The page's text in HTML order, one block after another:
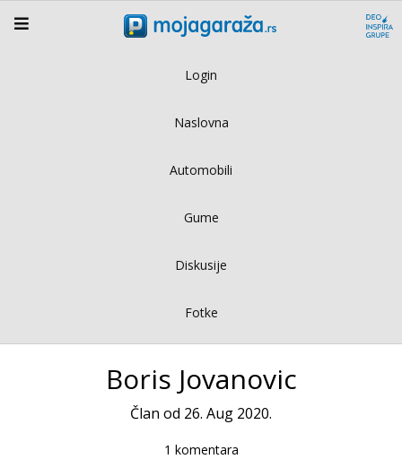
Login
Naslovna
Automobili
Gume
Diskusije
Fotke
Boris Jovanovic
Član od 26. Aug 2020.
1 komentara